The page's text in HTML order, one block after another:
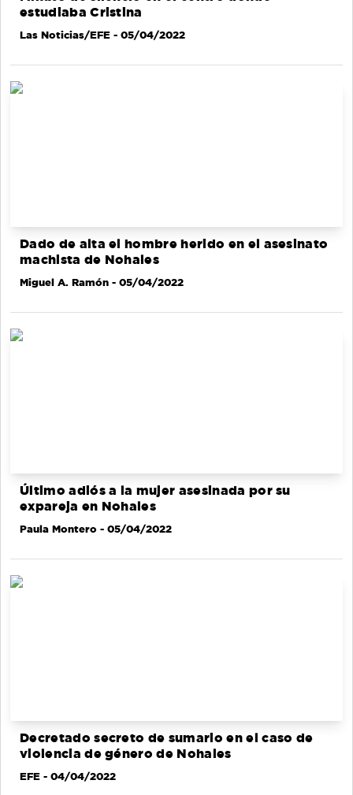
estudiaba Cristina
Las Noticias/EFE - 05/04/2022
Dado de alta el hombre herido en el asesinato
machista de Nohales
Miguel A. Ramón - 05/04/2022
Último adiós a la mujer asesinada por su
expareja en Nohales
Paula Montero - 05/04/2022
Decretado secreto de sumario en el caso de
violencia de género de Nohales
EFE - 04/04/2022